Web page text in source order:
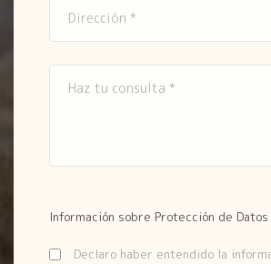
Información sobre Protección de Datos
Declaro haber entendido la